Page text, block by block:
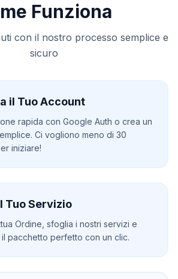
Funziona
con il nostro processo semplice e
sicuro
il Tuo Account
rapida con Google Auth o crea un
Ci vogliono meno di 30
iniziare!
Tuo Servizio
Ordine, sfoglia i nostri servizi e
pacchetto perfetto con un clic.